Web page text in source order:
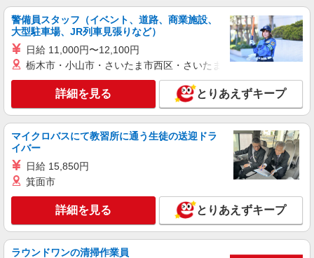
+゜
キープ 詳細を見る
紹介予定派遣
株式会社シエロ
【docomo】の携帯販売スタッフ
時給1500円〜 ※残業代支給 ★交通費別途支給
（規定あり） ゜+゜・。○。・゜+゜・。○。・゜
+゜ 入社祝い金10万円支給(規定有) お友達を紹介
頂くと, インセンティブ支給(規定有) ★月2回払
い・週払い可能（規程有）★ ゜・。○。・゜
岐阜県大垣市のdocomoショップ
詳細を見る
派遣社員
株式会社シエロ
携帯販売スタッフ【楽天モバイル】
未経験：月給26万円〜 経験者：月給27万円〜
※残業代支給 ★交通費別途支給（規定あり） ゜
+゜・。○。・゜+゜・。○。・゜+゜ 入社祝い金10
岐阜県大垣市の家電量販店
警備員スタッフ（イベント、道路、商業施設、
大型駐車場、JR列車見張りなど）
日給 11,000円〜12,100円
栃木市・小山市・さいたま市西区・さいたま市岩槻区・久喜市・
詳細を見る とりあえずキープ
マイクロバスにて教習所に通う生徒の送迎ドラ
イバー
日給 15,850円
箕面市
詳細を見る とりあえずキープ
ラウンドワンの清掃作業員